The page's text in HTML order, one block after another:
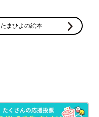
たまひよの絵本